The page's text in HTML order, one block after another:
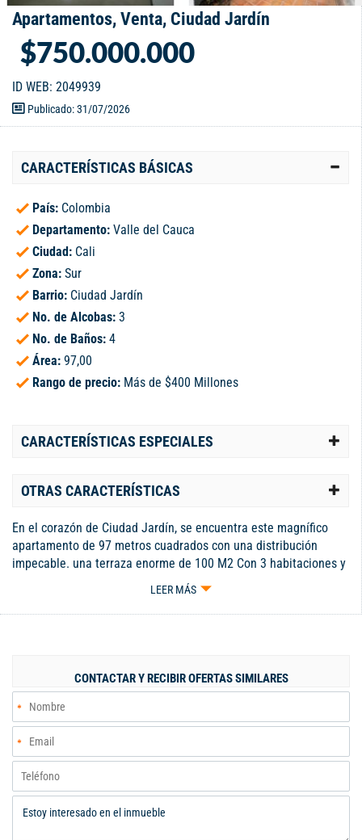
Apartamentos, Venta, Ciudad Jardín
$750.000.000
ID WEB: 2049939
Publicado: 31/07/2026
CARACTERÍSTICAS BÁSICAS
País: Colombia
Departamento: Valle del Cauca
Ciudad: Cali
Zona: Sur
Barrio: Ciudad Jardín
No. de Alcobas: 3
No. de Baños: 4
Área: 97,00
Rango de precio: Más de $400 Millones
CARACTERÍSTICAS ESPECIALES
OTRAS CARACTERÍSTICAS
En el corazón de Ciudad Jardín, se encuentra este magnífico
apartamento de 97 metros cuadrados con una distribución
impecable. una terraza enorme de 100 M2 Con 3 habitaciones y
3 baños, ofrece un espacio ideal para la comodidad y privacidad
de tus vehículos. Su diseño moderno y elegante crea un
pierdas la oportunidad de vivir en este exclusivo lugar!
Contáctanos para más información
LEER MÁS
CONTACTAR Y RECIBIR OFERTAS SIMILARES